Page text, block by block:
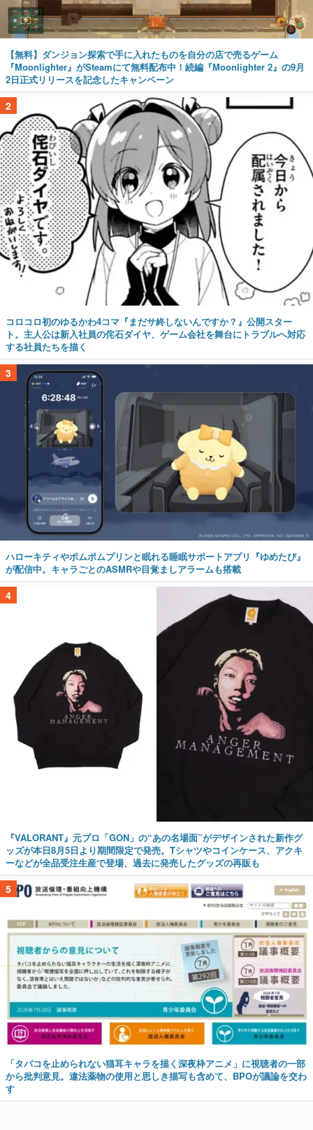
【無料】ダンジョン探索で手に入れたものを自分の店で売るゲーム
『Moonlighter』がSteamにて無料配布中！続編『Moonlighter 2』の9月
2日正式リリースを記念したキャンペーン
2
コロコロ初のゆるかわ4コマ『まだサ終しないんですか？』公開スター
ト。主人公は新入社員の侘石ダイヤ、ゲーム会社を舞台にトラブルへ対応
する社員たちを描く
3
ハローキティやポムポムプリンと眠れる睡眠サポートアプリ『ゆめたび』
が配信中。キャラごとのASMRや目覚ましアラームも搭載
4
『VALORANT』元プロ「GON」の“あの名場面”がデザインされた新作グ
ッズが本日8月5日より期間限定で発売。Tシャツやコインケース、アクキ
ーなどが全品受注生産で登場、過去に発売したグッズの再販も
5
「タバコを止められない猫耳キャラを描く深夜枠アニメ」に視聴者の一部
から批判意見。違法薬物の使用と思しき描写も含めて、BPOが議論を交わ
す